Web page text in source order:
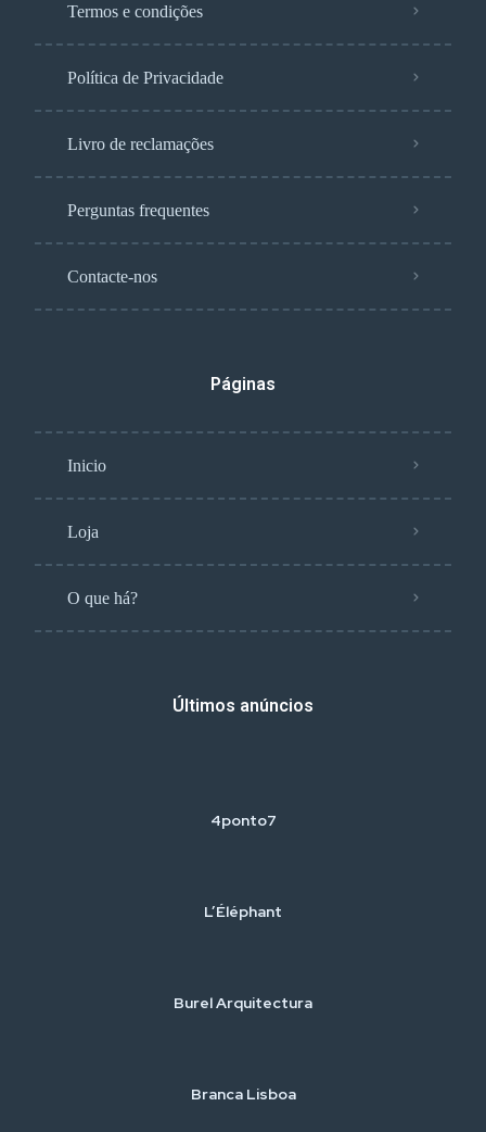
Termos e condições
Política de Privacidade
Livro de reclamações
Perguntas frequentes
Contacte-nos
Páginas
Inicio
Loja
O que há?
Últimos anúncios
4ponto7
L’Éléphant
Burel Arquitectura
Branca Lisboa